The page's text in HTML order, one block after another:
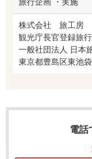
株式会社 旅工房
観光庁長官登録旅
一般社団法人 日本
東京都豊島区東池
電話